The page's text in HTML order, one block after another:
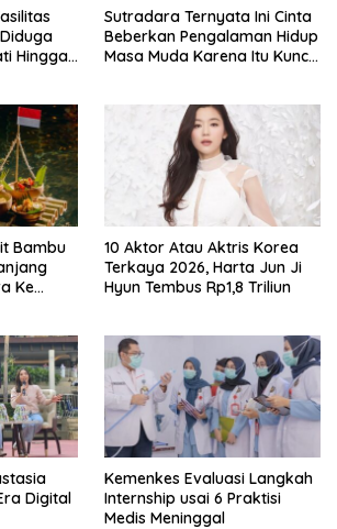
Hingga
Sutradara Ternyata Ini Cinta
Beberkan Pengalaman Hidup
Masa Muda Karena Itu Kunci
Bambu
Ke
10 Aktor Atau Aktris Korea
Terkaya 2026, Harta Jun Ji
Hyun Tembus Rp1,8 Triliun
Digital
Kemenkes Evaluasi Langkah
Internship usai 6 Praktisi
Medis Meninggal